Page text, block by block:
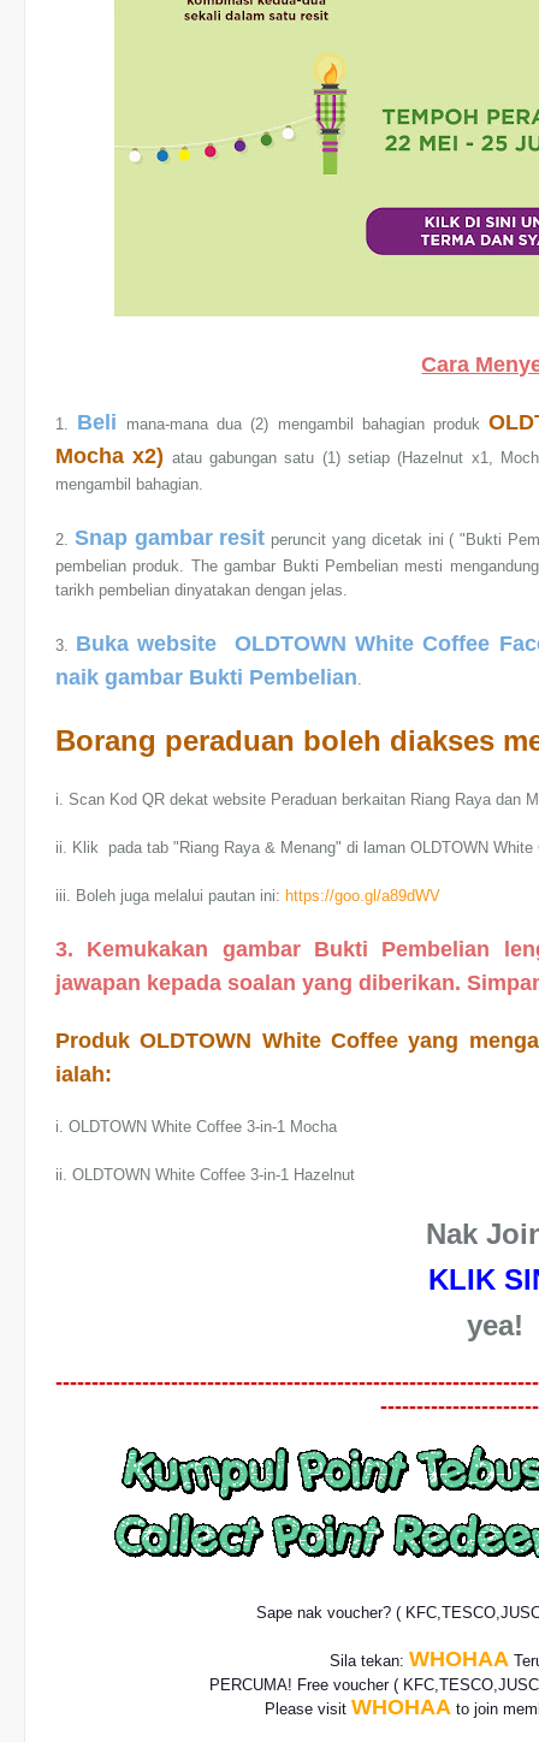
Cara
1. Beli mana-mana dua (2) mengambil bahagian produk
Mocha x2) atau gabungan satu (1) setiap (Hazelnut x1,
mengambil bahagian.
2. Snap gambar resit peruncit yang dicetak ini ( "Bukti
pembelian produk. The gambar Bukti Pembelian mesti
tarikh pembelian dinyatakan dengan jelas.
3. Buka website OLDTOWN White Coffee
naik gambar Bukti Pembelian.
Borang peraduan boleh diakses
i. Scan Kod QR dekat website Peraduan berkaitan Riang Raya dan
ii. Klik pada tab "Riang Raya & Menang" di laman OLDTOWN White
iii. Boleh juga melalui pautan ini: https://goo.gl/a89dWV
3. Kemukakan gambar Bukti Pembelian
jawapan kepada soalan yang diberikan.
Produk OLDTOWN White Coffee yang
ialah:
i. OLDTOWN White Coffee 3-in-1 Mocha
ii. OLDTOWN White Coffee 3-in-1 Hazelnut
Nak
KLIK
yea!
Sape nak voucher? (
Sila tekan: WHOHAA
PERCUMA! Free voucher(
Please visitWHOHAA to join